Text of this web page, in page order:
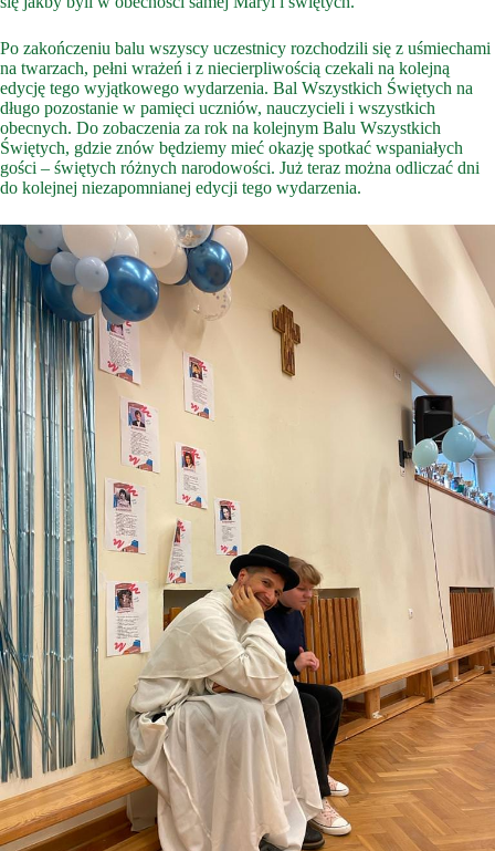
Po zakończeniu balu wszyscy uczestnicy rozchodzili się z uśmiechami
na twarzach, pełni wrażeń i z niecierpliwością czekali na kolejną
edycję tego wyjątkowego wydarzenia. Bal Wszystkich Świętych na
długo pozostanie w pamięci uczniów, nauczycieli i wszystkich
obecnych. Do zobaczenia za rok na kolejnym Balu Wszystkich
Świętych, gdzie znów będziemy mieć okazję spotkać wspaniałych
gości – świętych różnych narodowości. Już teraz można odliczać dni
do kolejnej niezapomnianej edycji tego wydarzenia.